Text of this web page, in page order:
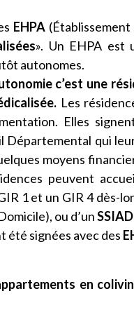
EHPA
». Un EHPA est
autonomes.
c’est une
Les
Elles
Départemental qui
moyens
peuvent
1 et un GIR 4 dès-
ou d’unSSIAD
été signées avec des
en